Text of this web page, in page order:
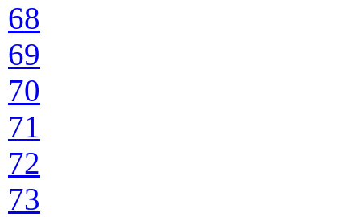
68
69
70
71
72
73